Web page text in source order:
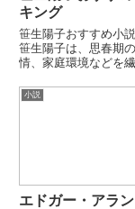
キング
笹生陽子おすすめ小
笹生陽子は、思春期
情、家庭環境などを繊
す。子どもや若者の
小説
エドガー・アラ